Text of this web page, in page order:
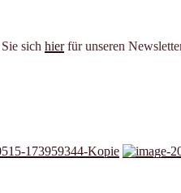
sich hierfür unseren